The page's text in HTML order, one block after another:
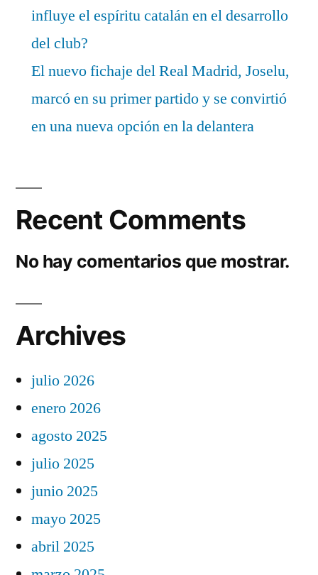
influye el espíritu catalán en el desarrollo
del club?
El nuevo fichaje del Real Madrid, Joselu,
marcó en su primer partido y se convirtió
en una nueva opción en la delantera
Recent Comments
No hay comentarios que mostrar.
Archives
julio 2026
enero 2026
agosto 2025
julio 2025
junio 2025
mayo 2025
abril 2025